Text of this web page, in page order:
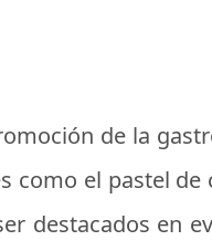
de la
como el pastel de
destacados en